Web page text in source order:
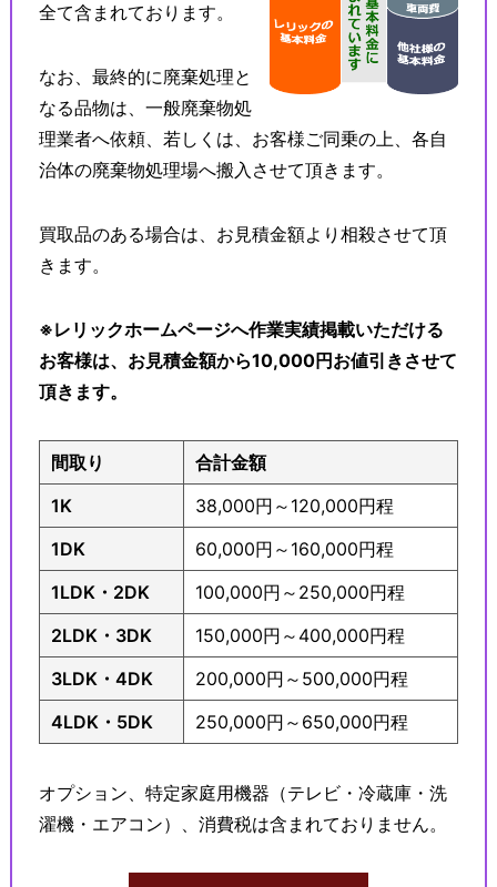
全て含まれております。
なお、最終的に廃棄処理と
なる品物は、一般廃棄物処
理業者へ依頼、若しくは、お客様ご同乗の上、各自
治体の廃棄物処理場へ搬入させて頂きます。
買取品のある場合は、お見積金額より相殺させて頂
きます。
※レリックホームページへ作業実績掲載いただける
お客様は、お見積金額から10,000円お値引きさせて
頂きます。
間取り
合計金額
1K
38,000円～120,000円程
1DK
60,000円～160,000円程
1LDK・2DK
100,000円～250,000円程
2LDK・3DK
150,000円～400,000円程
3LDK・4DK
200,000円～500,000円程
4LDK・5DK
250,000円～650,000円程
オプション、特定家庭用機器（テレビ・冷蔵庫・洗
濯機・エアコン）、消費税は含まれておりません。